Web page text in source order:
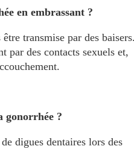
en embrassant ?
transmise par des
par des contacts sexuels et,
gonorrhée ?
digues dentaires lors des